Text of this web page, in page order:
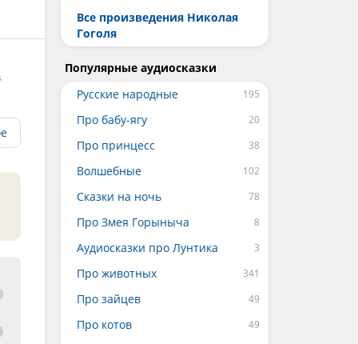
Все произведения Николая
Гоголя
Популярные аудиосказки
Русские народные
Про бабу-ягу
Про принцесс
Волшебные
Сказки на ночь
Про Змея Горыныча
Аудиосказки про Лунтика
Про животных
Про зайцев
Про котов